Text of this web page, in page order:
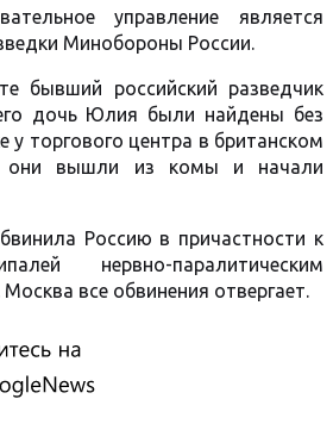
управление является
Минобороны России.
бывший российский разведчик
дочь Юлия были найдены без
у торгового центра в британском
они вышли из комы и начали
Россию в причастности к
нервно-паралитическим
все обвинения отвергает.